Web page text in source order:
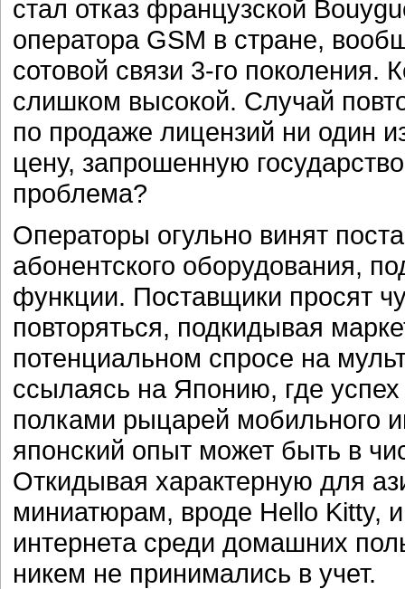
стал отказ французской
оператора GSM в стране,
сотовой связи 3-го
слишком высокой. Случай
по продаже лицензий ни один
цену, запрошенную
проблема?
Операторы огульно винят
абонентского оборудования,
функции. Поставщики просят
повторяться, подкидывая
потенциальном спросе на
ссылаясь на Японию, где
полками рыцарей мобильного
японский опыт может быть в
Откидывая характерную для
миниатюрам, вроде Hello Kitty,
интернета среди домашних
никем не принимались в учет.